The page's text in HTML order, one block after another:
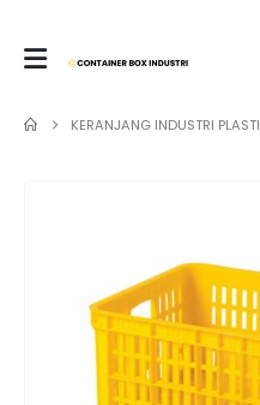
KERANJANG INDUSTRI